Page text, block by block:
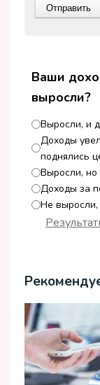
Ваши
выросли?
Выросли, и
Доходы
поднялись
Выросли,
Доходы за
Не